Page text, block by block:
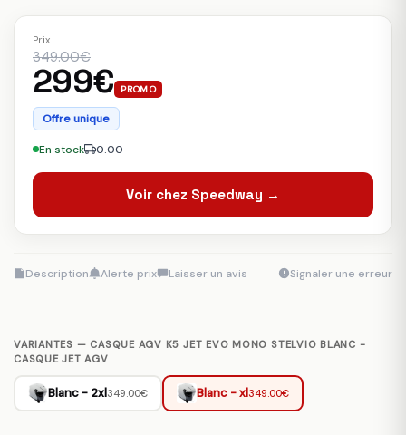
Prix
349.00€
299€ PROMO
Offre unique
En stock 0.00
Voir chez Speedway →
Description Alerte prix Laisser un avis Signaler une erreur
VARIANTES — CASQUE AGV K5 JET EVO MONO STELVIO BLANC -
CASQUE JET AGV
Blanc - 2xl349.00€ Blanc - xl349.00€